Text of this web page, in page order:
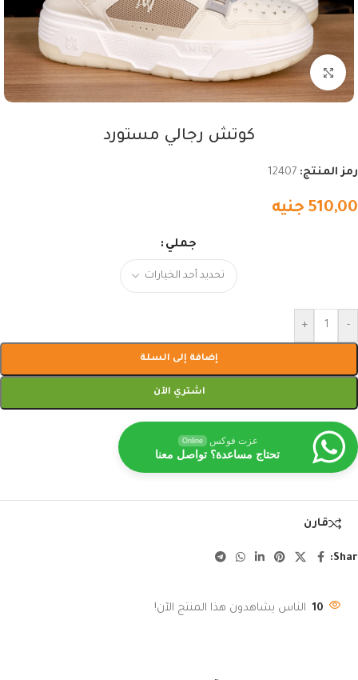
اضغط للتكبير
كوتش رجالي مستورد
رمز المنتج: 12407
510,00 جنيه
جملي
-
+
إضافة إلى السلة
اشتري الآن
عزت فوكس Online
تحتاج مساعدة؟ تواصل معنا
قارن
10 الناس يشاهدون هذا المنتج الآن!